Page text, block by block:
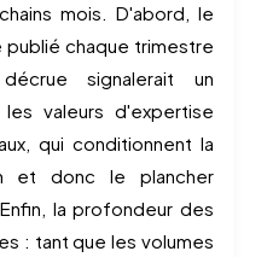
mois. D'abord, le
chaque trimestre
signalerait un
les valeurs d'expertise
qui conditionnent la
et donc le plancher
la profondeur des
: tant que les volumes